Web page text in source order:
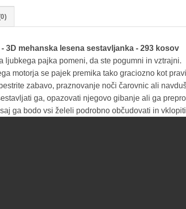
- 3D mehanska lesena sestavljanka - 293 kosov
ljubkega pajka pomeni, da ste pogumni in vztrajni.
motorja se pajek premika tako graciozno kot
zabavo, praznovanje noči čarovnic ali
ga, opazovati njegovo gibanje ali ga
ga bodo vsi želeli podrobno občudovati in